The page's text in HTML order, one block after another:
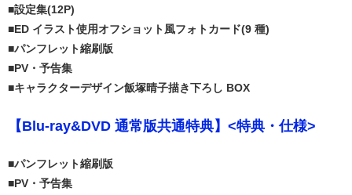
■設定集(12P)
■ED イラスト使用オフショット風フォトカード(9 種)
■パンフレット縮刷版
■PV・予告集
■キャラクターデザイン飯塚晴子描き下ろし BOX
【Blu-ray&DVD 通常版共通特典】<特典・仕様>
■パンフレット縮刷版
■PV・予告集